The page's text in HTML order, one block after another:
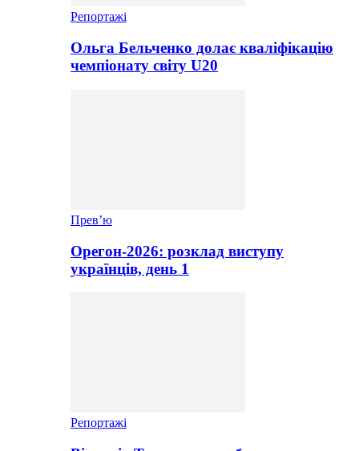
Репортажі
Ольга Бельченко долає кваліфікацію
чемпіонату світу U20
Прев’ю
Орегон-2026: розклад виступу
українців, день 1
Репортажі